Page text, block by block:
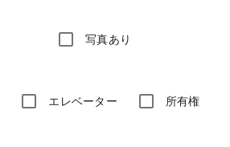
写真あり
エレベーター 所有権